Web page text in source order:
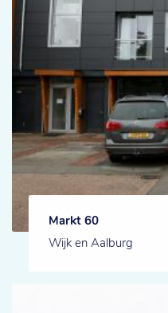
Markt 60
Wijk en Aalburg